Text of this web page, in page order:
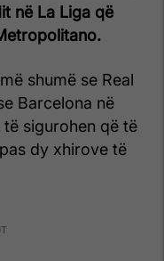
në La Liga që
shumë se Real
Barcelona në
sigurohen që të
dy xhirove të